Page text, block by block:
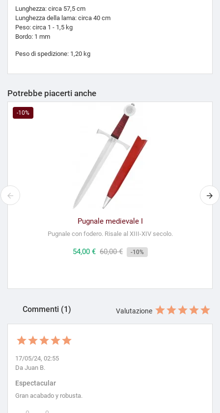
Lunghezza: circa 57,5 cm
Lunghezza della lama: circa 40 cm
Peso: circa 1 - 1,5 kg
Bordo: 1 mm
Peso di spedizione: 1,20 kg
Potrebbe piacerti anche
-10%
Pugnale medievale I
Pugnale con fodero. Risale al XIII-XIV secolo.
Prezzo
54,00 € Prezzo
60,00 € -10%
Commenti (1) Valutazione
17/05/24, 02:55
Da Juan B.
Espectacular
Gran acabado y robusta.